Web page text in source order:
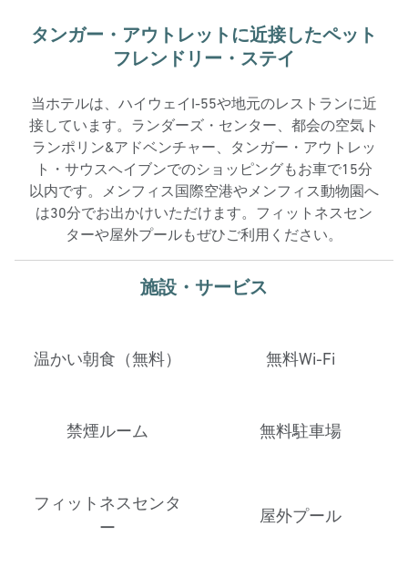
タンガー・アウトレットに近接したペット
フレンドリー・ステイ
当ホテルは、ハイウェイI-55や地元のレストランに近
接しています。ランダーズ・センター、都会の空気ト
ランポリン&アドベンチャー、タンガー・アウトレッ
ト・サウスヘイブンでのショッピングもお車で15分
以内です。メンフィス国際空港やメンフィス動物園へ
は30分でお出かけいただけます。フィットネスセン
ターや屋外プールもぜひご利用ください。
施設・サービス
温かい朝食（無料） 無料Wi-Fi
禁煙ルーム 無料駐車場
フィットネスセンタ
ー
屋外プール